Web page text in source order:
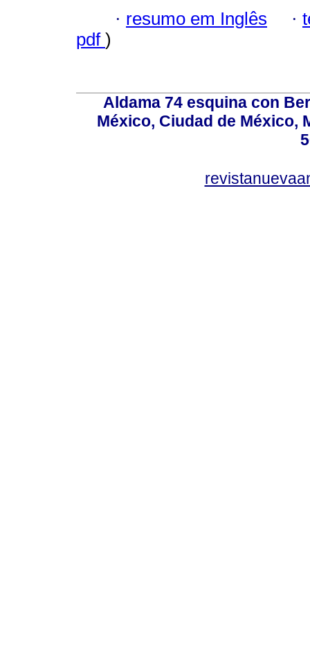
· resumo em Inglês ·
pdf )
Aldama 74 esquina con
México, Ciudad de México,